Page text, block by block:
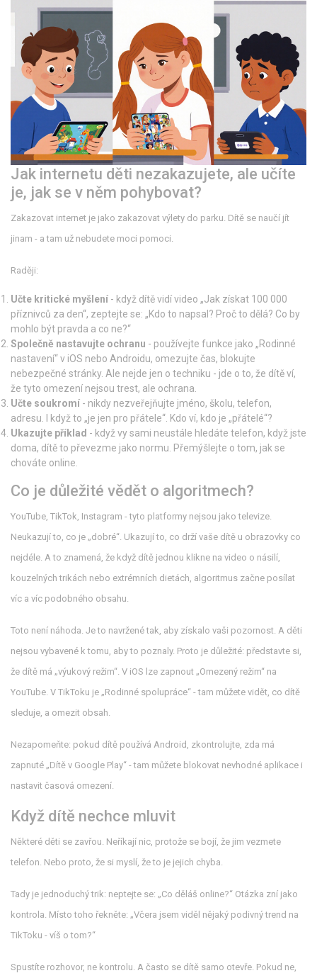
Jak internetu děti nezakazujete, ale učíte
je, jak se v něm pohybovat?
Zakazovat internet je jako zakazovat výlety do parku. Dítě se naučí jít
jinam - a tam už nebudete moci pomoci.
Raději:
Učte kritické myšlení - když dítě vidí video „Jak získat 100 000
příznivců za den“, zeptejte se: „Kdo to napsal? Proč to dělá? Co by
mohlo být pravda a co ne?“
Společně nastavujte ochranu - používejte funkce jako „Rodinné
nastavení“ v iOS nebo Androidu, omezujte čas, blokujte
nebezpečné stránky. Ale nejde jen o techniku - jde o to, že dítě ví,
že tyto omezení nejsou trest, ale ochrana.
Učte soukromí - nikdy nezveřejňujte jméno, školu, telefon,
adresu. I když to „je jen pro přátele“. Kdo ví, kdo je „přátelé“?
Ukazujte příklad - když vy sami neustále hledáte telefon, když jste
doma, dítě to převezme jako normu. Přemýšlejte o tom, jak se
chováte online.
Co je důležité vědět o algoritmech?
YouTube, TikTok, Instagram - tyto platformy nejsou jako televize.
Neukazují to, co je „dobré“. Ukazují to, co drží vaše dítě u obrazovky co
nejdéle. A to znamená, že když dítě jednou klikne na video o násilí,
kouzelných trikách nebo extrémních dietách, algoritmus začne posílat
víc a víc podobného obsahu.
Toto není náhoda. Je to navržené tak, aby získalo vaši pozornost. A děti
nejsou vybavené k tomu, aby to poznaly. Proto je důležité: představte si,
že dítě má „výukový režim“. V iOS lze zapnout „Omezený režim“ na
YouTube. V TikToku je „Rodinné spolupráce“ - tam můžete vidět, co dítě
sleduje, a omezit obsah.
Nezapomeňte: pokud dítě používá Android, zkontrolujte, zda má
zapnuté „Dítě v Google Play“ - tam můžete blokovat nevhodné aplikace i
nastavit časová omezení.
Když dítě nechce mluvit
Některé děti se zavřou. Neříkají nic, protože se bojí, že jim vezmete
telefon. Nebo proto, že si myslí, že to je jejich chyba.
Tady je jednoduchý trik: neptejte se: „Co děláš online?“ Otázka zní jako
kontrola. Místo toho řekněte: „Včera jsem viděl nějaký podivný trend na
TikToku - víš o tom?“
Spustíte rozhovor, ne kontrolu. A často se dítě samo otevře. Pokud ne,